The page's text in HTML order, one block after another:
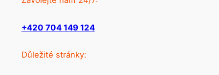
+420 704 149 124
Důležité stránky: